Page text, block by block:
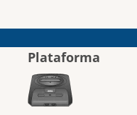
Plataforma